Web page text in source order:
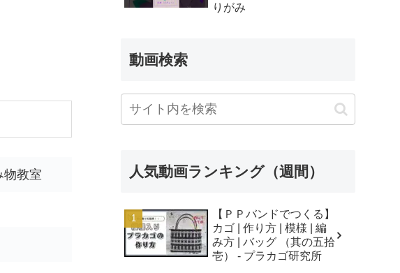
教室
りがみ
動画検索
人気動画ランキング（週間）
【ＰＰバンドでつくる】
カゴ | 作り方 | 模様 | 編
み方 | バッグ （其の五拾
壱） - プラカゴ研究所